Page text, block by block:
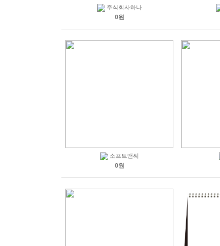
주식회사하나
0원
소프트앤씨
0원